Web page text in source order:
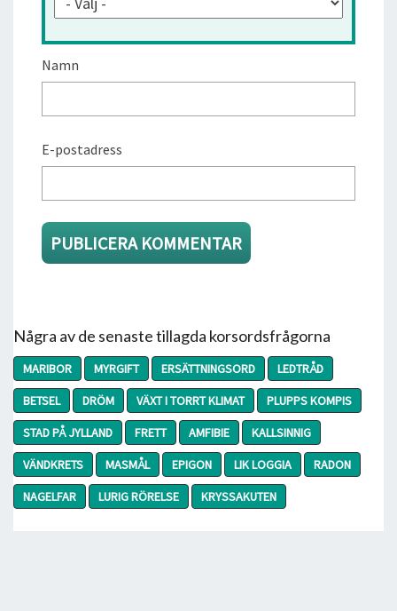
Namn
E-postadress
Några av de senaste tillagda korsordsfrågorna
MARIBOR MYRGIFT ERSÄTTNINGSORD
LEDTRÅD
BETSEL
DRÖM VÄXT I TORRT KLIMAT
PLUPPS KOMPIS
STAD PÅ JYLLAND
FRETT AMFIBIE
KALLSINNIG
VÄNDKRETS
MASMÅL EPIGON LIK LOGGIA
RADON
NAGELFAR
LURIG RÖRELSE KRYSSAKUTEN